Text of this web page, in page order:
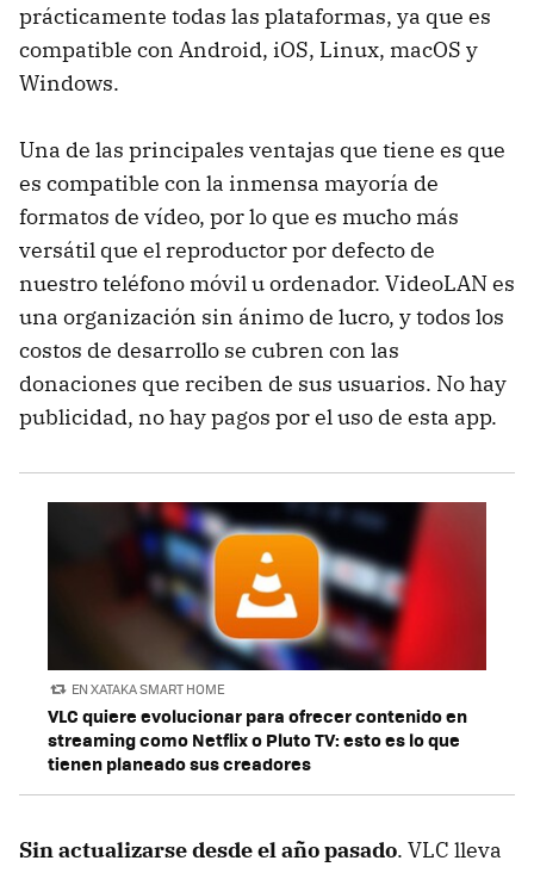
prácticamente todas las plataformas, ya que es
compatible con Android, iOS, Linux, macOS y
Windows.
Una de las principales ventajas que tiene es que
es compatible con la inmensa mayoría de
formatos de vídeo, por lo que es mucho más
versátil que el reproductor por defecto de
nuestro teléfono móvil u ordenador. VideoLAN es
una organización sin ánimo de lucro, y todos los
costos de desarrollo se cubren con las
donaciones que reciben de sus usuarios. No hay
publicidad, no hay pagos por el uso de esta app.
EN XATAKA SMART HOME
VLC quiere evolucionar para ofrecer contenido en
streaming como Netflix o Pluto TV: esto es lo que
tienen planeado sus creadores
Sin actualizarse desde el año pasado. VLC lleva